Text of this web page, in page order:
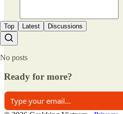
Top Latest Discussions
No posts
Ready for more?